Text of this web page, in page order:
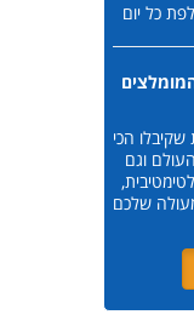
כל יום
הכי
וגם
שלכם